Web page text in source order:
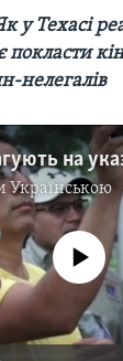
у Техасі
нелегалів
Українською
source